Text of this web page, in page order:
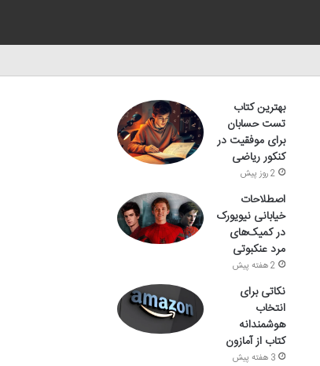
بهترین کتاب
تست حسابان
برای موفقیت در
کنکور ریاضی
2 روز پیش
اصطلاحات
خیابانی نیویورک
در کمیک‌های
مرد عنکبوتی
2 هفته پیش
نکاتی برای
انتخاب
هوشمندانه
کتاب از آمازون
3 هفته پیش